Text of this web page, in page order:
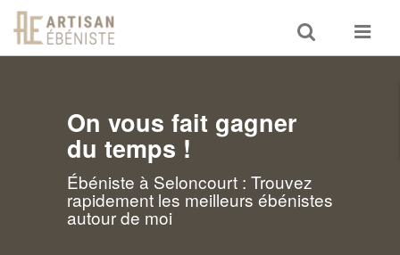
Toggle
search
Toggle
On vous fait gagner
du temps !
Ébéniste à Seloncourt : Trouvez
rapidement les meilleurs ébénistes
autour de moi